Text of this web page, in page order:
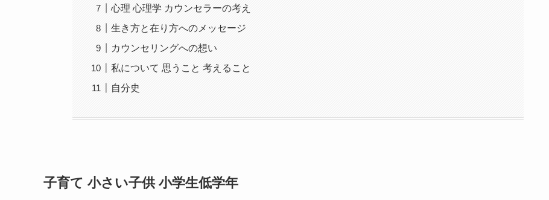
心理 心理学 カウンセラーの考え
生き方と在り方へのメッセージ
カウンセリングへの想い
私について 思うこと 考えること
自分史
子育て 小さい子供 小学生低学年